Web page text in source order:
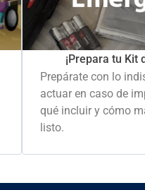
¡Prepara tu Kit
Prepárate con lo
actuar en caso de
qué incluir y cómo
listo.